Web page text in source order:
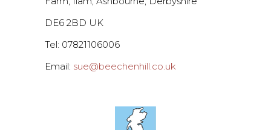
DE6 2BD UK
Tel: 07821106006
Email: sue@beechenhill.co.uk